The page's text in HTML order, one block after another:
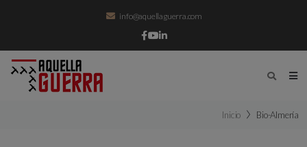
info@aquellaguerra.com
Inicio Bio-Almería